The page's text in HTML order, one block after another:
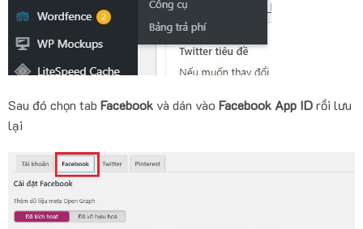
Sau đó chọn tab Facebook và dán vào Facebook App IDrồi lưu
lại